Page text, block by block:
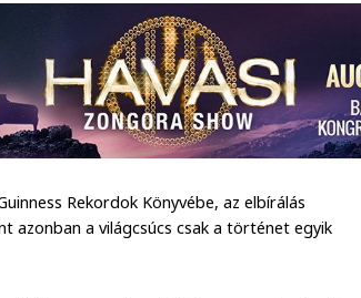
Rekordok Könyvébe, az elbírálás
azonban a világcsúcs csak a történet egyik